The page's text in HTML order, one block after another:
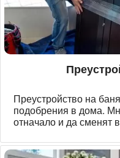
Преустройство на
подобрения в дома.
отначало и да сменят